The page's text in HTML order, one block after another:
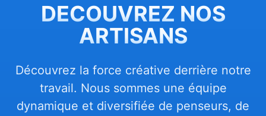
DECOUVREZ NOS
ARTISANS
Découvrez la force créative derrière notre
travail. Nous sommes une équipe
dynamique et diversifiée de penseurs, de